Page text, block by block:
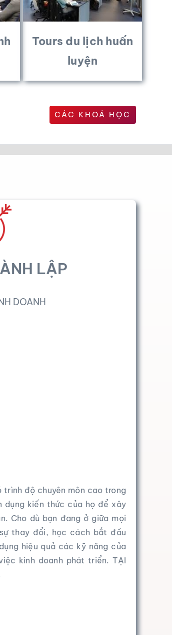
Tours du lịch huấn
luyện
CÁC KHOÁ HỌC
LẬP
DOANH
độ chuyên môn cao trong
kiến ​​thức của họ để xây
Cho dù bạn đang ở giữa mọi
thay đổi, học cách bắt đầu
hiệu quả các kỹ năng của
kinh doanh phát triển. TẠI